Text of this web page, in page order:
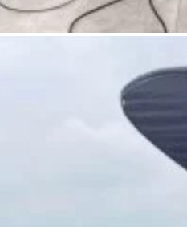
Tử Chuyên Ngành Điện – Điện
Quản Trị Vận Hành Hệ Thống
Quản Trị Hệ Thống Và An Ninh